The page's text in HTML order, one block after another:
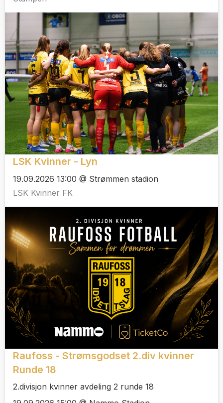
LSK Kvinner - Lyn
19.09.2026 13:00 @ Strømmen stadion
LSK Kvinner FK
Raufoss - Strømsgodset 2.div kvinner
Runde 18
2.divisjon kvinner avdeling 2 runde 18